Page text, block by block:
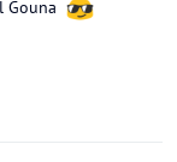
Gouna